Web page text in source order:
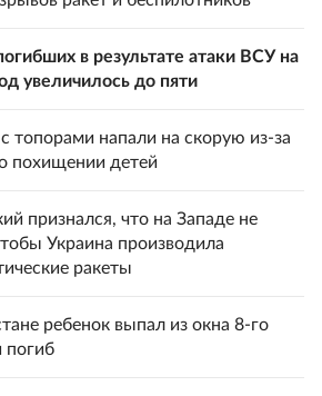
в результате атаки ВСУ на
увеличилось до пяти
топорами напали на скорую из-за
похищении детей
признался, что на Западе не
Украина производила
ракеты
ребенок выпал из окна 8-го
погиб